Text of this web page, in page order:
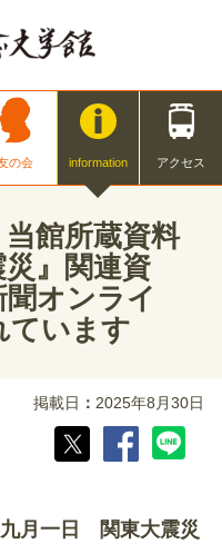
の会 information アクセス
当館所蔵資料
災』関連資
オンライ
ています
掲載日 2025年8月30日
月一日 関東大震災